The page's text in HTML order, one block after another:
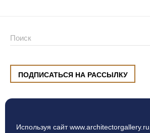
Используя сайт
ПОДПИСАТЬСЯ НА РАССЫЛКУ
ул. Малышева, 8, Екатеринбург
Процесс оплаты